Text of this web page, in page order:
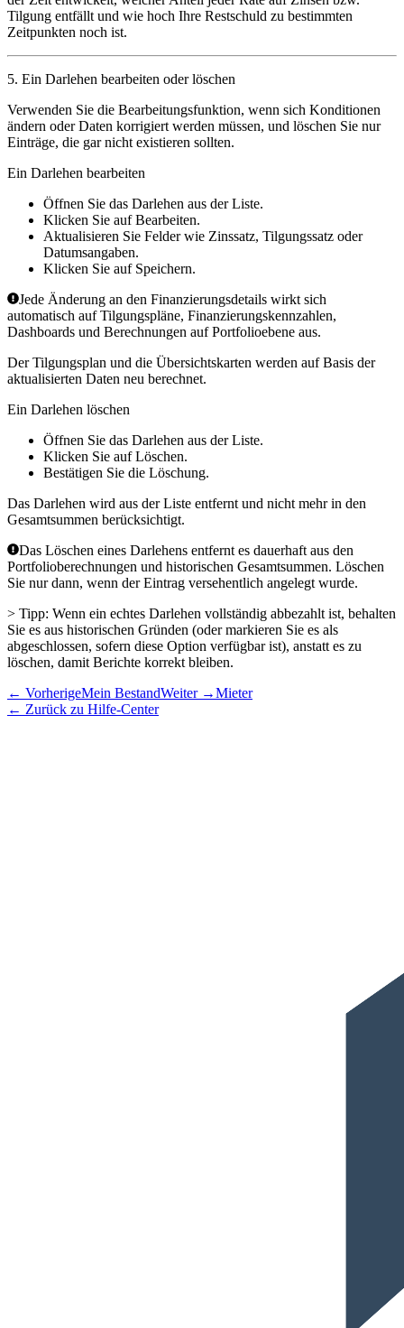
Tilgung entfällt und wie hoch Ihre Restschuld zu bestimmten
Zeitpunkten noch ist.
5. Ein Darlehen bearbeiten oder löschen
Verwenden Sie die Bearbeitungsfunktion, wenn sich Konditionen
ändern oder Daten korrigiert werden müssen, und löschen Sie nur
Einträge, die gar nicht existieren sollten.
Ein Darlehen bearbeiten
Öffnen Sie das Darlehen aus der Liste.
Klicken Sie aufBearbeiten.
Aktualisieren Sie Felder wie Zinssatz, Tilgungssatz oder
Datumsangaben.
Klicken Sie auf Speichern.
Jede Änderung an den Finanzierungsdetails wirkt sich
automatisch auf Tilgungspläne, Finanzierungskennzahlen,
Dashboards und Berechnungen auf Portfolioebene aus.
Der Tilgungsplan und die Übersichtskarten werden auf Basis der
aktualisierten Daten neu berechnet.
Ein Darlehen löschen
Öffnen Sie das Darlehen aus der Liste.
Klicken Sie aufLöschen.
Bestätigen Sie die Löschung.
Das Darlehen wird aus der Liste entfernt und nicht mehr in den
Gesamtsummen berücksichtigt.
Das Löschen eines Darlehens entfernt es dauerhaft aus den
Portfolioberechnungen und historischen Gesamtsummen. Löschen
Sie nur dann, wenn der Eintrag versehentlich angelegt wurde.
> Tipp: Wenn ein echtes Darlehen vollständig abbezahlt ist, behalten
Sie es aus historischen Gründen (oder markieren Sie es als
abgeschlossen, sofern diese Option verfügbar ist), anstatt es zu
löschen, damit Berichte korrekt bleiben.
← VorherigeMein BestandWeiter→Mieter
← Zurück zu Hilfe-Center